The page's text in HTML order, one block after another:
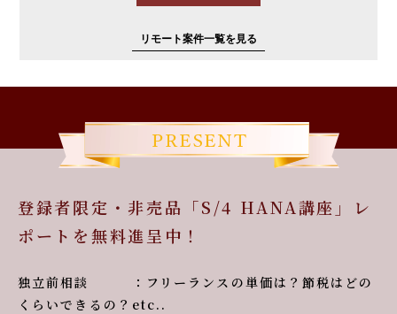
リモート案件一覧を見る
登録者限定・非売品「S/4 HANA講座」レ
ポートを無料進呈中！
独立前相談 ：フリーランスの単価は？節税はどの
くらいできるの？etc..